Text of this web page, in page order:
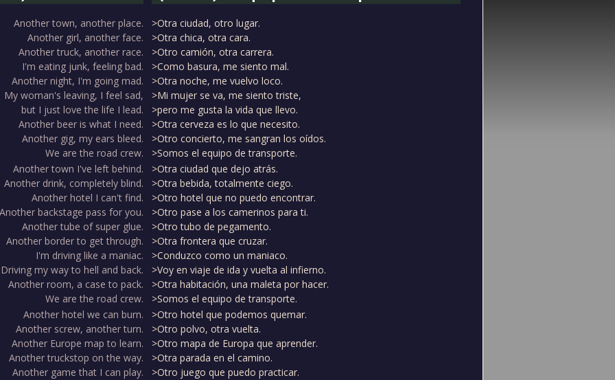
Another town, another place.
Another girl, another face.
Another truck, another race.
I'm eating junk, feeling bad.
Another night, I'm going mad.
My woman's leaving, I feel sad,
but I just love the life I lead.
Another beer is what I need.
Another gig, my ears bleed.
We are the road crew.
>Otra ciudad, otro lugar.
>Otra chica, otra cara.
>Otro camión, otra carrera.
>Como basura, me siento mal.
>Otra noche, me vuelvo loco.
>Mi mujer se va, me siento triste,
>pero me gusta la vida que llevo.
>Otra cerveza es lo que necesito.
>Otro concierto, me sangran los oídos.
>Somos el equipo de transporte.
Another town I've left behind.
Another drink, completely blind.
Another hotel I can't find.
Another backstage pass for you.
Another tube of super glue.
Another border to get through.
I'm driving like a maniac.
Driving my way to hell and back.
Another room, a case to pack.
We are the road crew.
>Otra ciudad que dejo atrás.
>Otra bebida, totalmente ciego.
>Otro hotel que no puedo encontrar.
>Otro pase a los camerinos para ti.
>Otro tubo de pegamento.
>Otra frontera que cruzar.
>Conduzco como un maniaco.
>Voy en viaje de ida y vuelta al infierno.
>Otra habitación, una maleta por hacer.
>Somos el equipo de transporte.
Another hotel we can burn.
Another screw, another turn.
Another Europe map to learn.
Another truckstop on the way.
Another game that I can play.
>Otro hotel que podemos quemar.
>Otro polvo, otra vuelta.
>Otro mapa de Europa que aprender.
>Otra parada en el camino.
>Otro juego que puedo practicar.